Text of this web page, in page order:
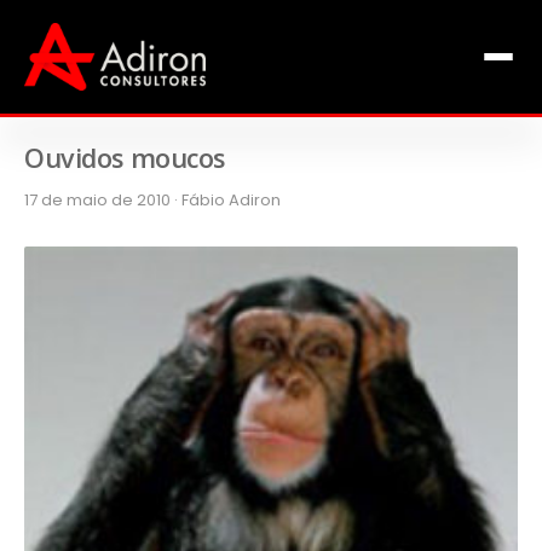
Livros de Fábio Adiron
Contato
Ouvidos moucos
17 de maio de 2010 · Fábio Adiron